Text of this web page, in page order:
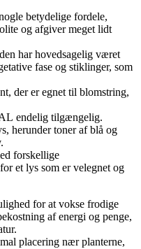
betydelige fordele,
og afgiver meget lidt
har hovedsagelig været
fase og stiklinger, som
der er egnet til blomstring,
endelig tilgængelig.
herunder toner af blå og
forskellige
et lys som er velegnet og
for at vokse frodige
af energi og penge,
placering nær planterne,